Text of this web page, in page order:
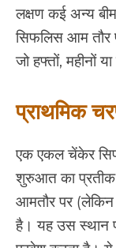
लक्षण कई अन्य
सिफलिस आम तौर
जो हफ्तों, महीनों
प्राथमिक
एक एकल चेंकेर
शुरुआत का
आमतौर पर (लेकिन
है। यह उस स्थान